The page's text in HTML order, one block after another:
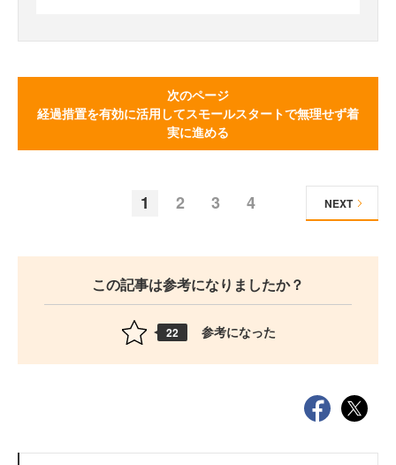
次のページ
経過措置を有効に活用してスモールスタートで無理せず着
実に進める
1 2 3 4 NEXT
この記事は参考になりましたか？
22 参考になった